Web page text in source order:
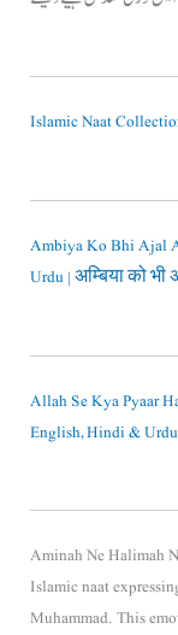
Islamic Naat
Ambiya Ko Bhi Ajal
Urdu | अम्बिया को
Allah Se Kya Pyaar
English, Hindi &
Aminah Ne Halimah
Muhammad. This